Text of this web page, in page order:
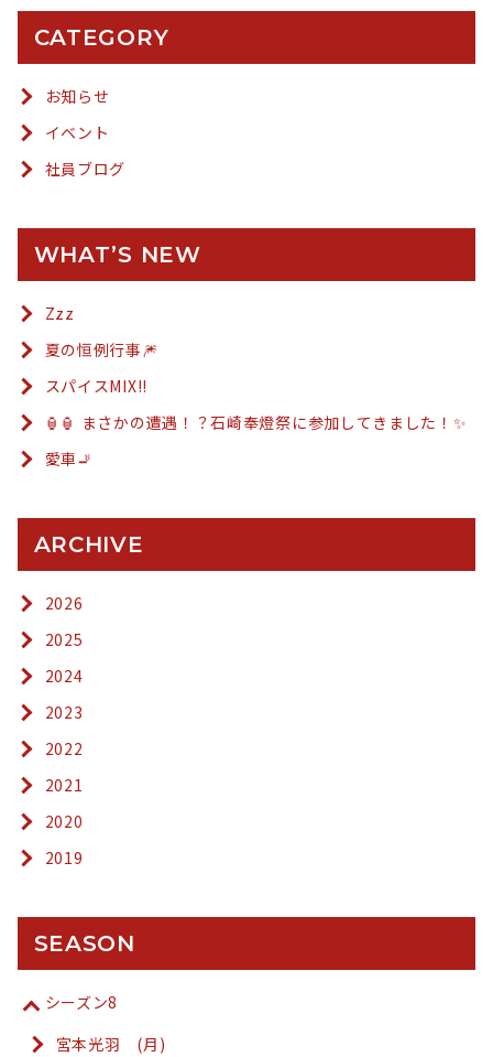
CATEGORY
お知らせ
イベント
社員ブログ
WHAT’S NEW
Zzz
夏の恒例行事🎆
スパイスMIX!!
🏮🏮 まさかの遭遇！？石崎奉燈祭に参加してきました！✨
愛車🚬
ARCHIVE
2026
2025
2024
2023
2022
2021
2020
2019
SEASON
シーズン8
宮本光羽 (月)